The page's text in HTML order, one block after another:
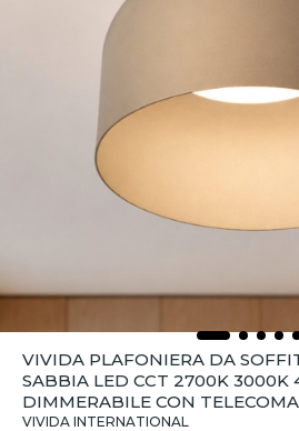
VIVIDA PLAFONIERA DA
SABBIA LED CCT 2700K 3000K
DIMMERABILE CON
VIVIDA INTERNATIONAL